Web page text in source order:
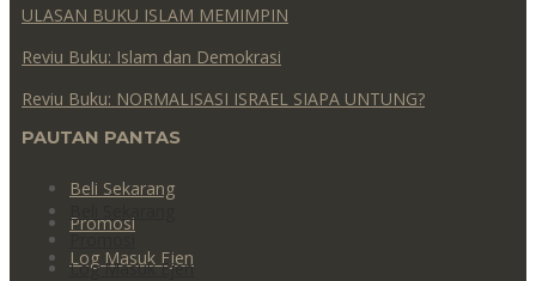
ULASAN BUKU ISLAM MEMIMPIN
Reviu Buku: Islam dan Demokrasi
Reviu Buku: NORMALISASI ISRAEL SIAPA UNTUNG?
PAUTAN PANTAS
Beli Sekarang
Promosi
Log Masuk Ejen
Promosi
Log Masuk Ejen